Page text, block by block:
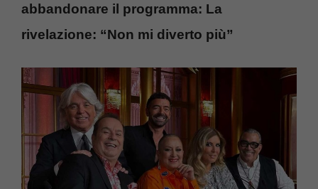
abbandonare il programma: La
rivelazione: “Non mi diverto più”